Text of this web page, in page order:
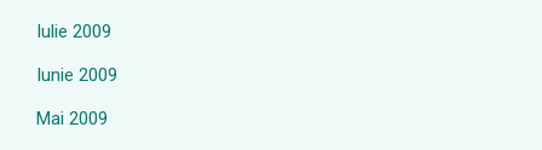
Iulie 2009
Iunie 2009
Mai 2009